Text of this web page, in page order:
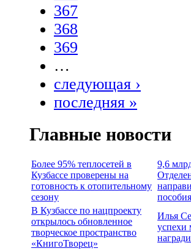
367
368
369
…
следующая ›
последняя »
Главные новости
Более 95% теплосетей в
Кузбассе проверены на
готовность к отопительному
сезону
9,6
В Кузбассе по нацпроекту
открылось обновленное
творческое пространство
«КнигоТворец»
Илья
успехи